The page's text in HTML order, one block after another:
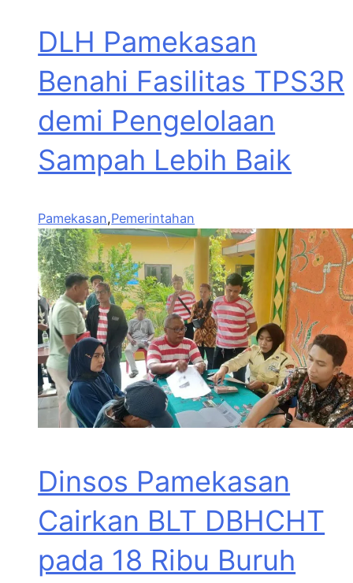
DLH Pamekasan
Benahi Fasilitas TPS3R
demi Pengelolaan
Sampah Lebih Baik
Pamekasan,Pemerintahan
Dinsos Pamekasan
Cairkan BLT DBHCHT
pada 18 Ribu Buruh